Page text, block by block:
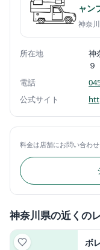
ャン
神奈
所在地
神
９
電話
公式サイト
料金は店舗にお問い合わせ
神奈川県の近くの